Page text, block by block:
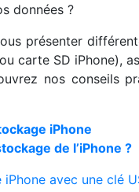
données ?
présenter
carte SD iPhone),
nos conseils
iPhone
de l’iPhone ?
avec une clé